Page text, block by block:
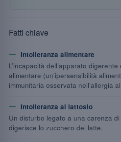
Fatti chiave
Intolleranza alimentare
L’incapacità dell’apparato
alimentare (un’ipersensibilità
immunitaria osservata nell’allergia
Intolleranza al lattosio
Un disturbo legato a una carenza di
digerisce lo zucchero del latte.